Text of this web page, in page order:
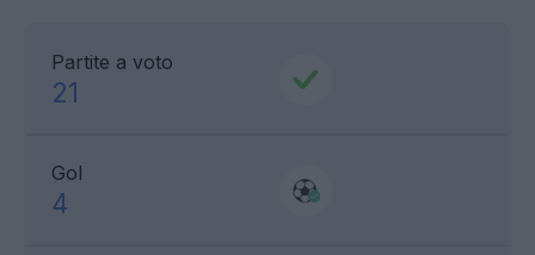
Partite a voto
21
Gol
4